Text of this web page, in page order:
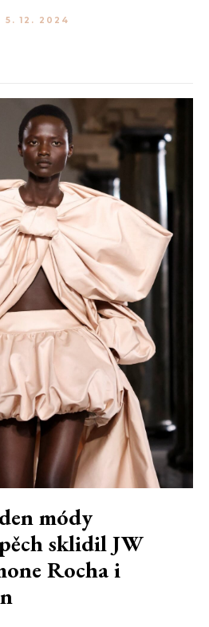
o nedávné cruise show a
5. 12. 2024
módy
sklidil JW
Rocha i